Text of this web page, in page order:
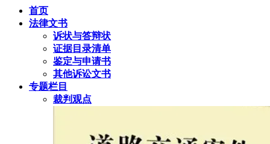
首页
法律文书
诉状与答辩状
证据目录清单
鉴定与申请书
其他诉讼文书
专题栏目
裁判观点